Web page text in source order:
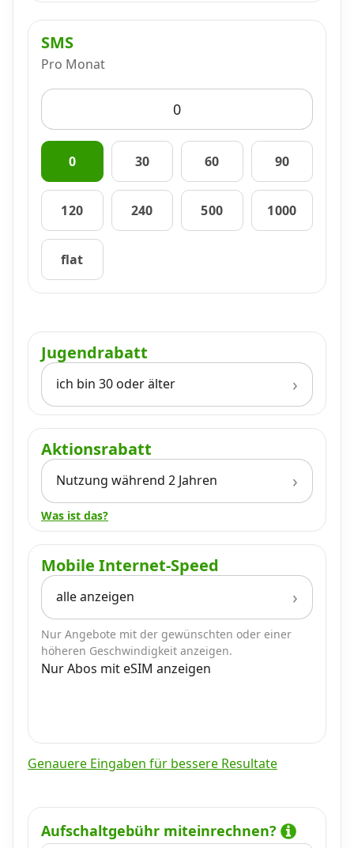
SMS
Pro Monat
0 30 60 90
120 240 500 1000
flat
Jugendrabatt
ich bin 30 oder älter
Aktionsrabatt
Nutzung während 2 Jahren
Was ist das?
Mobile Internet-Speed
alle anzeigen
Nur Angebote mit der gewünschten oder einer
höheren Geschwindigkeit anzeigen.
Nur Abos mit eSIM anzeigen
Genauere Eingaben für bessere Resultate
Aufschaltgebühr miteinrechnen?